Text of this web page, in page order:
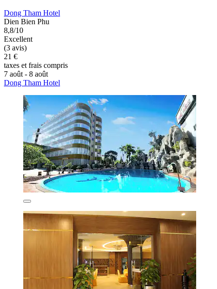
Dong Tham Hotel
Dien Bien Phu
8,8/10
Excellent
(3 avis)
21 €
taxes et frais compris
7 août - 8 août
Dong Tham Hotel